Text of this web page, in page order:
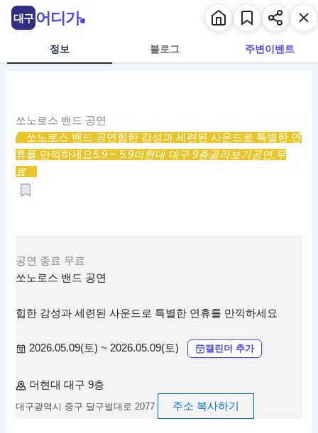
정보 블로그 주변이벤트
쏘노로스 밴드 공연
쏘노로스 밴드 공연 힙한 감성과 세련된 사운드로 특별한 연
휴를 만끽하세요5.9 ~ 5.9더현대 대구 9층골라보기공연,무
료
공연 종료 무료
쏘노로스 밴드 공연
힙한 감성과 세련된 사운드로 특별한 연휴를 만끽하세요
2026.05.09(토) ~ 2026.05.09(토) 캘린더 추가
더현대 대구 9층
대구광역시 중구 달구벌대로 2077 주소 복사하기
대구 어디가